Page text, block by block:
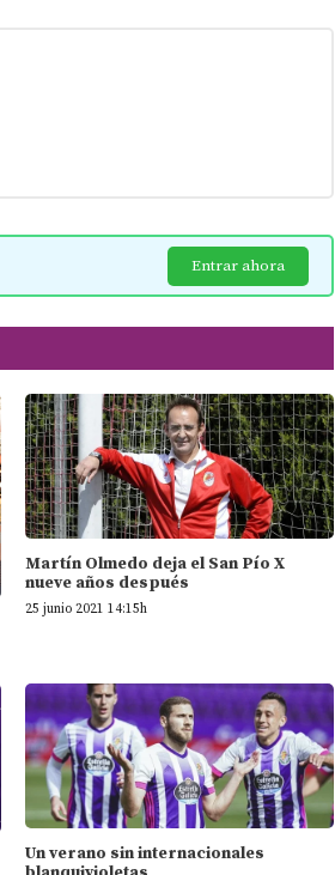
Entrar ahora
Martín Olmedo deja el San Pío X
nueve años después
25 junio 2021 14:15h
Un verano sin internacionales